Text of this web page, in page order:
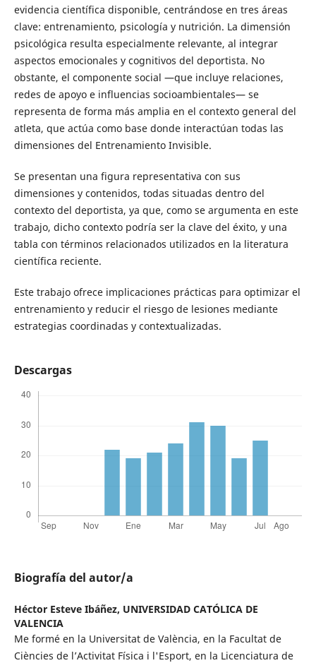
evidencia científica disponible, centrándose en tres áreas
clave: entrenamiento, psicología y nutrición. La dimensión
psicológica resulta especialmente relevante, al integrar
aspectos emocionales y cognitivos del deportista. No
obstante, el componente social —que incluye relaciones,
redes de apoyo e influencias socioambientales— se
representa de forma más amplia en el contexto general del
atleta, que actúa como base donde interactúan todas las
dimensiones del Entrenamiento Invisible.
Se presentan una figura representativa con sus
dimensiones y contenidos, todas situadas dentro del
contexto del deportista, ya que, como se argumenta en este
trabajo, dicho contexto podría ser la clave del éxito, y una
tabla con términos relacionados utilizados en la literatura
científica reciente.
Este trabajo ofrece implicaciones prácticas para optimizar el
entrenamiento y reducir el riesgo de lesiones mediante
estrategias coordinadas y contextualizadas.
Descargas
Biografía del autor/a
Héctor Esteve Ibáñez, UNIVERSIDAD CATÓLICA DE
VALENCIA
Me formé en la Universitat de València, en la Facultat de
Ciències de l’Activitat Física i l'Esport, en la Licenciatura de